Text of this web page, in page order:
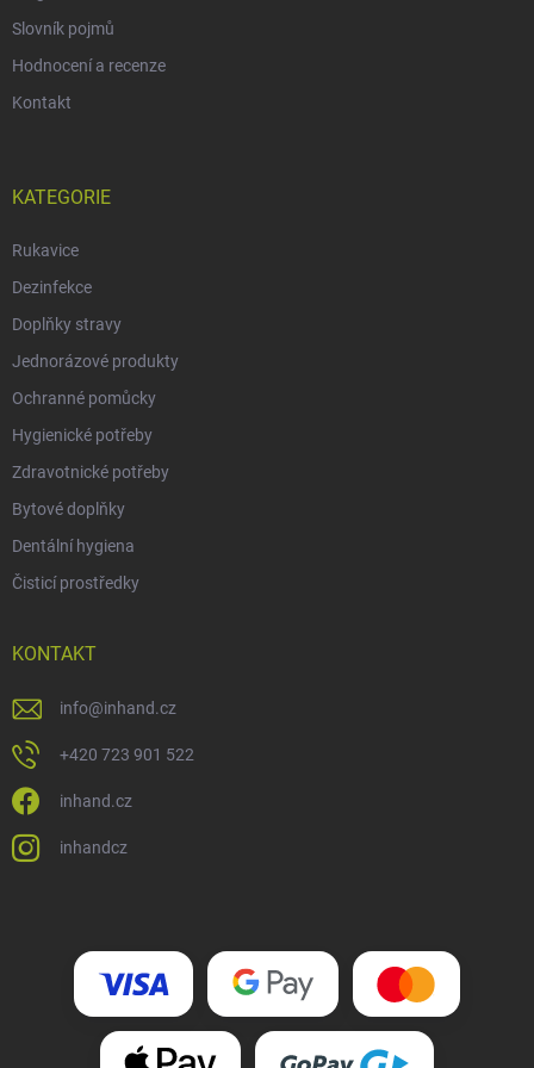
Slovník pojmů
Hodnocení a recenze
Kontakt
KATEGORIE
Rukavice
Dezinfekce
Doplňky stravy
Jednorázové produkty
Ochranné pomůcky
Hygienické potřeby
Zdravotnické potřeby
Bytové doplňky
Dentální hygiena
Čisticí prostředky
KONTAKT
info@inhand.cz
+420 723 901 522
inhand.cz
inhandcz